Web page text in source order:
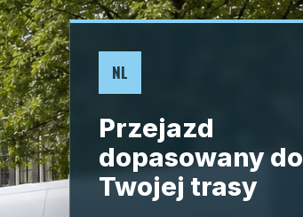
NL
Przejazd
dopasowany do
Twojej trasy